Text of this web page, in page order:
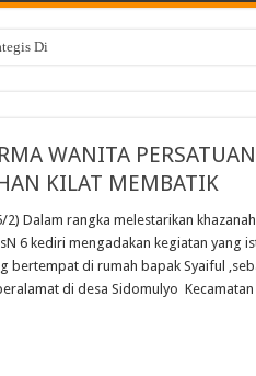
Digelar Serentak di MTsN 6
WANITA
KILAT MEMBATIK
2) Dalam rangka melestarikan
6 kediri mengadakan kegiatan yang
bertempat di rumah bapak Syaiful
di desa Sidomulyo